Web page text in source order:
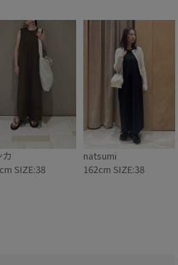
カ
SIZE:38
natsumi
162cm SIZE:38